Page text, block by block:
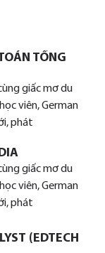
TỔNG
giấc mơ du
viên, German
phát
giấc mơ du
viên, German
phát
(EDTECH